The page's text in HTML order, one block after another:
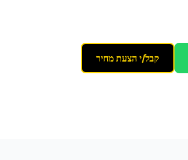
קבל/י הצעת מחיר